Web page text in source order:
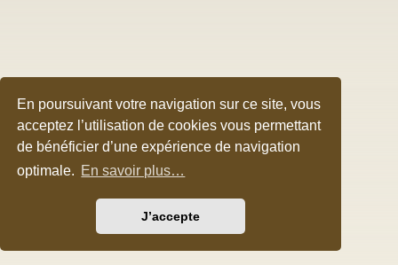
En poursuivant votre navigation sur ce site, vous
acceptez l’utilisation de cookies vous permettant
de bénéficier d’une expérience de navigation
optimale. En savoir plus…
J’accepte